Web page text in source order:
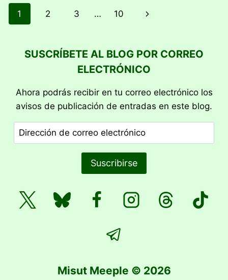
Navegación
página
1 2 3 … 10
Siguiente
SUSCRÍBETE AL BLOG POR CORREO
ELECTRÓNICO
Ahora podrás recibir en tu correo electrónico los
avisos de publicación de entradas en este blog.
Dirección
de
Suscribirse
Misut Meeple © 2026